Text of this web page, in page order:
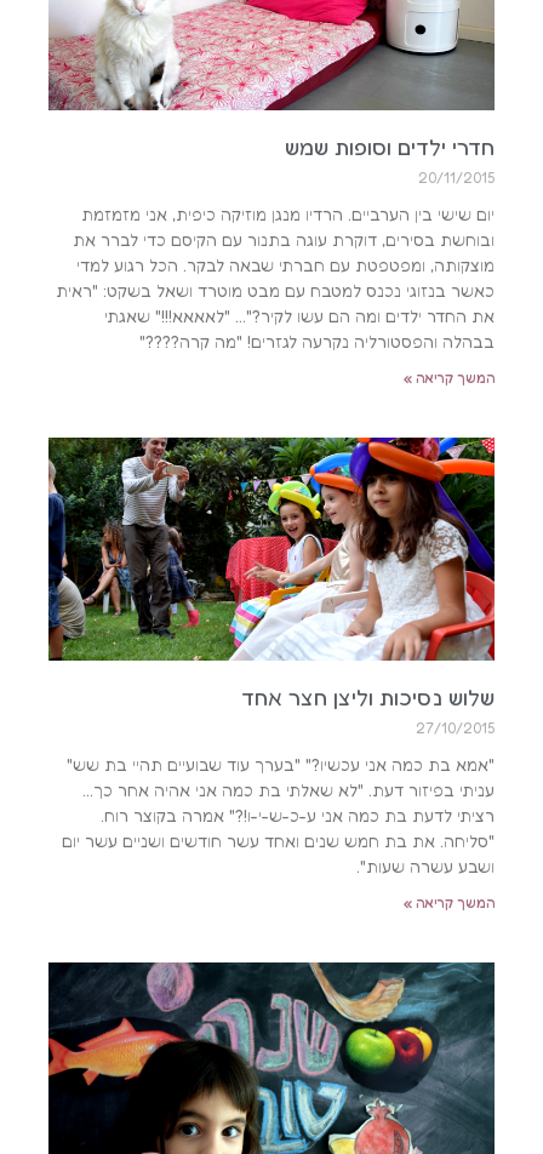
חדרי ילדים וסופות שמש
20/11/2015
יום שישי בין הערביים. הרדיו מנגן מוזיקה כיפית, אני מזמזמת
ובוחשת בסירים, דוקרת עוגה בתנור עם הקיסם כדי לברר את
מוצקותה, ומפטפטת עם חברתי שבאה לבקר. הכל רגוע למדי
כאשר בנזוגי נכנס למטבח עם מבט מוטרד ושאל בשקט: "ראית
את החדר ילדים ומה הם עשו לקיר?"… "לאאאא!!!" שאגתי
בבהלה והפסטורליה נקרעה לגזרים! "מה קרה????"
המשך קריאה »
שלוש נסיכות וליצן חצר אחד
27/10/2015
"אמא בת כמה אני עכשיו?" "בערך עוד שבועיים תהיי בת שש"
עניתי בפיזור דעת. "לא שאלתי בת כמה אני אהיה אחר כך…
רציתי לדעת בת כמה אני ע-כ-ש-י-ו!?" אמרה בקוצר רוח.
"סליחה. את בת חמש שנים ואחד עשר חודשים ושניים עשר יום
ושבע עשרה שעות".
המשך קריאה »